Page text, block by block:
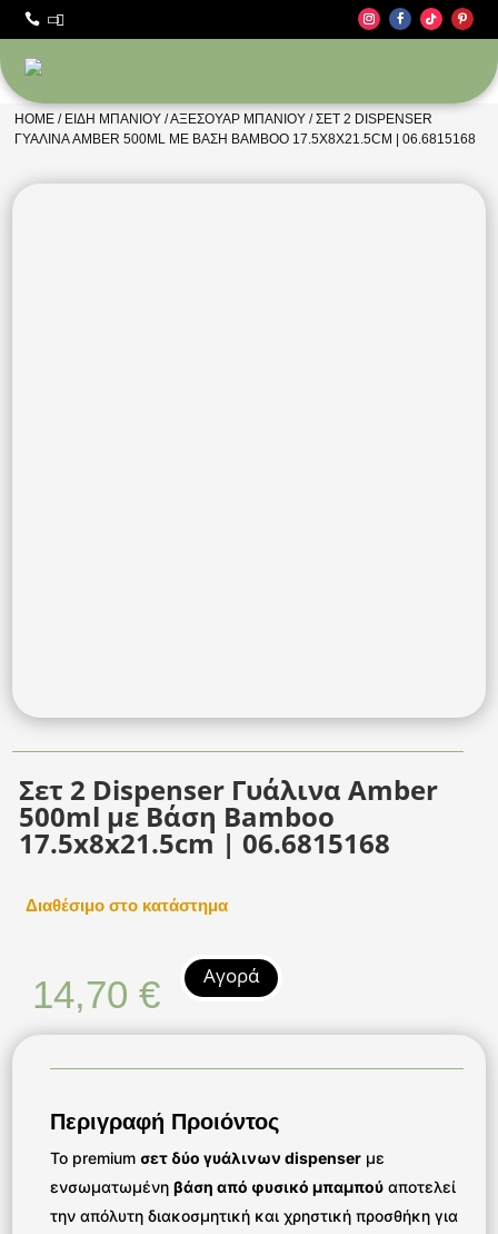
 
HOME / ΕΊΔΗ ΜΠΆΝΙΟΥ /ΑΞΕΣΟΥΆΡ ΜΠΆΝΙΟΥ / ΣΕΤ 2 DISPENSER
ΓΥΆΛΙΝΑ AMBER 500ML ΜΕ ΒΆΣΗ BAMBOO 17.5X8X21.5CM | 06.6815168
Σετ 2 Dispenser Γυάλινα Amber
500ml με Βάση Bamboo
17.5x8x21.5cm | 06.6815168
Διαθέσιμο στο κατάστημα
14,70€ Αγορά
Περιγραφή Προιόντος
Το premium σετ δύο γυάλινων dispenser με
ενσωματωμένηβάση από φυσικό μπαμπού αποτελεί
την απόλυτη διακοσμητική και χρηστική προσθήκη για